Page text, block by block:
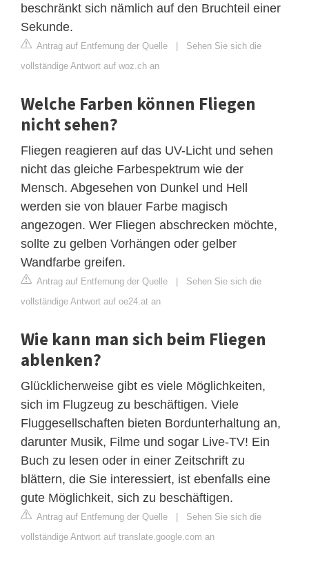
beschränkt sich nämlich auf den Bruchteil einer
Sekunde.
Antrag auf Entfernung der Quelle | Sehen Sie sich die
vollständige Antwort auf woz.ch an
Welche Farben können Fliegen
nicht sehen?
Fliegen reagieren auf das UV-Licht und sehen
nicht das gleiche Farbespektrum wie der
Mensch. Abgesehen von Dunkel und Hell
werden sie von blauer Farbe magisch
angezogen. Wer Fliegen abschrecken möchte,
sollte zu gelben Vorhängen oder gelber
Wandfarbe greifen.
Antrag auf Entfernung der Quelle | Sehen Sie sich die
vollständige Antwort auf oe24.at an
Wie kann man sich beim Fliegen
ablenken?
Glücklicherweise gibt es viele Möglichkeiten,
sich im Flugzeug zu beschäftigen. Viele
Fluggesellschaften bieten Bordunterhaltung an,
darunter Musik, Filme und sogar Live-TV! Ein
Buch zu lesen oder in einer Zeitschrift zu
blättern, die Sie interessiert, ist ebenfalls eine
gute Möglichkeit, sich zu beschäftigen.
Antrag auf Entfernung der Quelle | Sehen Sie sich die
vollständige Antwort auf translate.google.com an